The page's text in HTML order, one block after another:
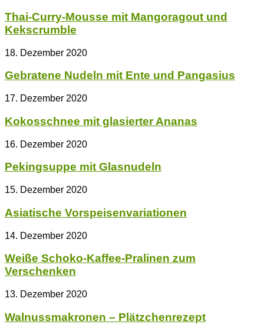
Thai-Curry-Mousse mit Mangoragout und
Kekscrumble
18. Dezember 2020
Gebratene Nudeln mit Ente und Pangasius
17. Dezember 2020
Kokosschnee mit glasierter Ananas
16. Dezember 2020
Pekingsuppe mit Glasnudeln
15. Dezember 2020
Asiatische Vorspeisenvariationen
14. Dezember 2020
Weiße Schoko-Kaffee-Pralinen zum
Verschenken
13. Dezember 2020
Walnussmakronen – Plätzchenrezept